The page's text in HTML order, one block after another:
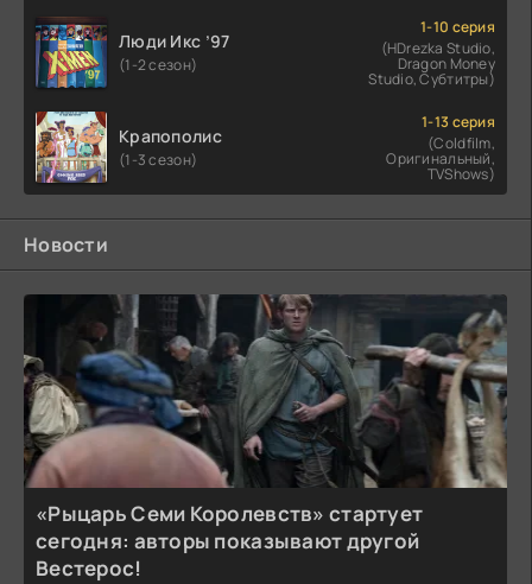
Люди Икс ’97
(1-2 сезон)
1-10 серия
(HDrezka Studio,
Dragon Money
Studio, Субтитры)
Крапополис
(1-3 сезон)
1-13 серия
(Coldfilm,
Оригинальный,
TVShows)
Новости
«Рыцарь Семи Королевств» стартует
сегодня: авторы показывают другой
Вестерос!